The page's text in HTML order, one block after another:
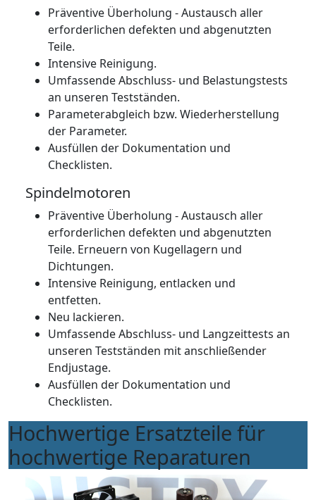
Präventive Überholung - Austausch aller
erforderlichen defekten und abgenutzten
Teile.
Intensive Reinigung.
Umfassende Abschluss- und Belastungstests
an unseren Testständen.
Parameterabgleich bzw. Wiederherstellung
der Parameter.
Ausfüllen der Dokumentation und
Checklisten.
Spindelmotoren
Präventive Überholung - Austausch aller
erforderlichen defekten und abgenutzten
Teile. Erneuern von Kugellagern und
Dichtungen.
Intensive Reinigung, entlacken und
entfetten.
Neu lackieren.
Umfassende Abschluss- und Langzeittests an
unseren Testständen mit anschließender
Endjustage.
Ausfüllen der Dokumentation und
Checklisten.
Hochwertige Ersatzteile für
hochwertige Reparaturen